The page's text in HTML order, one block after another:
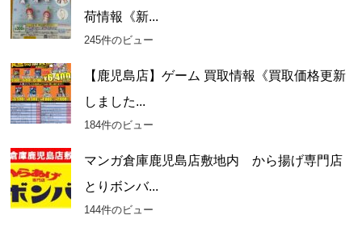
荷情報《新...
245件のビュー
【鹿児島店】ゲーム 買取情報《買取価格更新
しました...
184件のビュー
マンガ倉庫鹿児島店敷地内 から揚げ専門店
とりボンバ...
144件のビュー